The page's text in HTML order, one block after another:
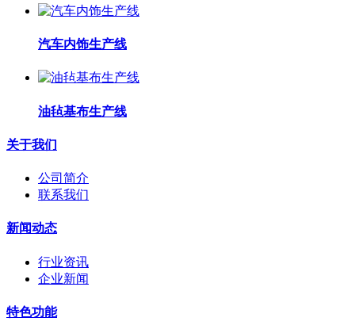
汽车内饰生产线
油毡基布生产线
关于我们
公司简介
联系我们
新闻动态
行业资讯
企业新闻
特色功能